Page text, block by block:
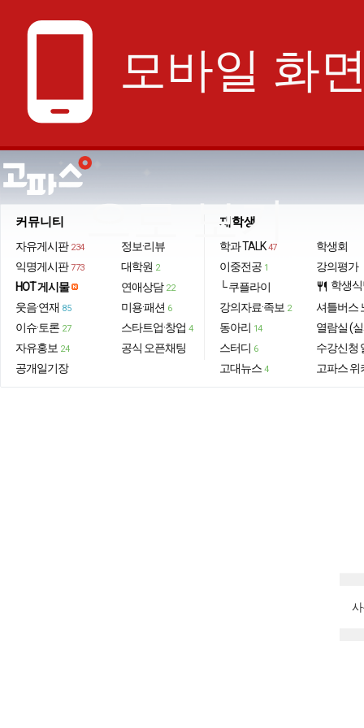
phone_android 모바일 화
으로 보기
커뮤니티
자유게시판 234
익명게시판 773
HOT 게시물
웃음·연재 85
이슈·토론 27
자유홍보 24
공개일기장
정보·리뷰
대학원 2
연애상담 22
미용·패션 6
스타트업·창업 4
공식 오픈채팅
재학생
학과 TALK 47
이중전공 1
└ 쿠플라이
강의자료·족보 2
동아리 14
스터디 6
고대뉴스 4
학생회
강의평가
restaurant 학생
셔틀버스
열람실 (
수강신청
고파스 위